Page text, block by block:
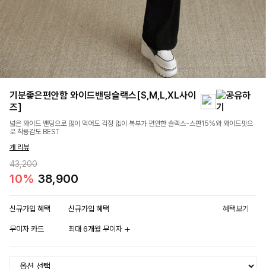
기분좋은편안함 와이드밴딩슬랙스[S,M,L,XL사이
즈]
넓은 와이드 밴딩으로 많이 먹어도 걱정 없이 복부가 편안한 슬랙스-스판15%와 와이드핏으
로 착용감도 BEST
개 리뷰
43,200
10% 38,900
신규가입 혜택 신규가입 혜택 혜택보기
무이자 카드 최대 6개월 무이자